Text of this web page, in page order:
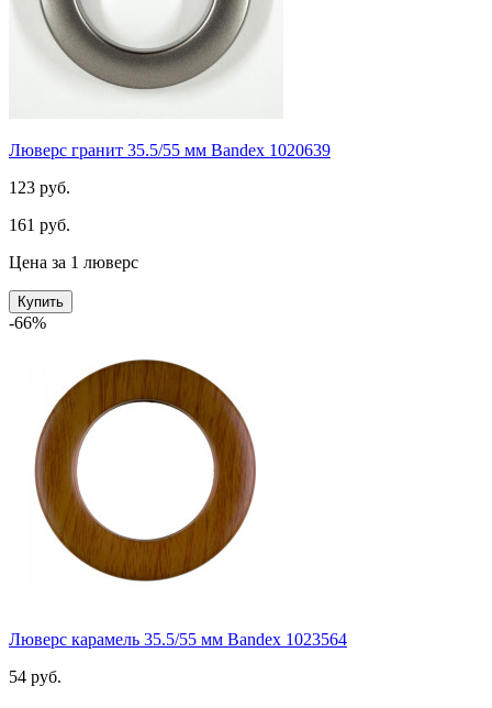
Люверс гранит 35.5/55 мм Bandex 1020639
123 руб.
161 руб.
Цена за 1 люверс
Купить
-66%
Люверс карамель 35.5/55 мм Bandex 1023564
54 руб.